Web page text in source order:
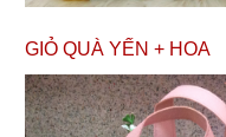
GIỎ QUÀ YẾN + HOA